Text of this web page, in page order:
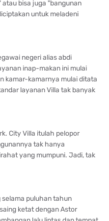
bisa juga "bangunan
untuk meladeni
negeri alias abdi
inap-makan ini mulai
kamar-kamarnya mulai ditata
layanan Villa tak banyak
City Villa itulah pelopor
tak hanya
yang mumpuni. Jadi, tak
selama puluhan tahun
ketat dengan Astor